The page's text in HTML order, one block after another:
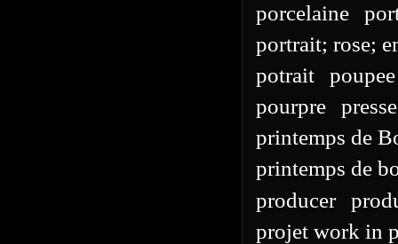
porcelaine
portrait; rose;
potrait
pourpre
presse
printemps de
printemps de
producer
projet work in